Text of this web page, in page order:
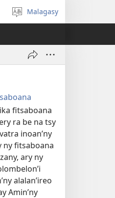
Hifidy
fiteny
Malagasy
fitsaboana
ra be na tsy
inoan’ny
ny fitsaboana
ary ny
alalan’ireo
Amin’ny